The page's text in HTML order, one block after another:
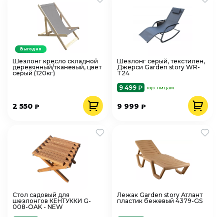
Шезлонг кресло складной
деревянный/тканевый, цвет
серый (120кг)
2 550 ₽
Выгодно
Шезлонг серый, текстилен,
Джерси Garden story WR-
T24
9 499 ₽
юр. лицам
9 999₽
Стол садовый для
шезлонгов КЕНТУККИ G-
008-OAK - NEW
Лежак Garden story Атлант
пластик бежевый 4379-GS